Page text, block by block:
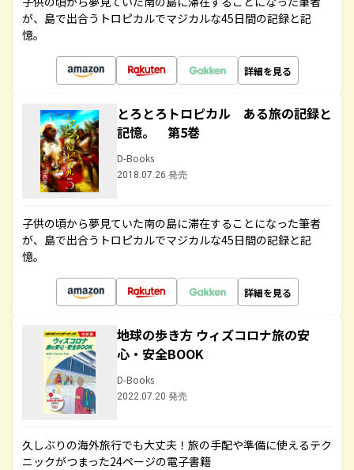
が、島で出合うトロピカルでマジカルな45日間の記録と記
憶。
詳細を見る
とろとろトロピカル ある旅の記録と
記憶。 第5巻
D-Books
2018.07.26 発売
子供の頃から夢見ていた南の島に滞在することになった筆者
が、島で出合うトロピカルでマジカルな45日間の記録と記
憶。
詳細を見る
地球の歩き方 ウィズコロナ旅の安
心・安全BOOK
D-Books
2022.07.20 発売
久しぶりの海外旅行でも大丈夫！旅の手配や準備に使えるテク
ニックがつまった24ページの電子書籍